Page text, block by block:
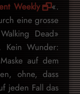
Weekly
«.
eine grosse
Dead»
Kein Wunder:
auf dem
ohne, dass
jeden Fall das